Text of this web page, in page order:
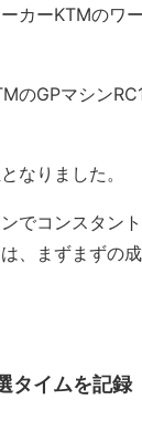
カーKTMのワ
のGPマシン
なりました。
でコンスタン
、まずまずの
タイムを記録